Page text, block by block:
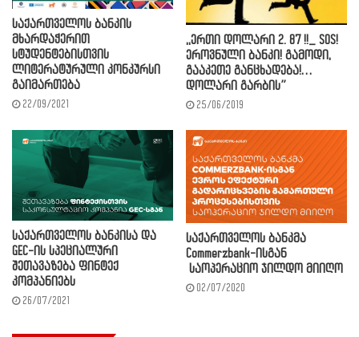
საქართველოს ბანკის
მხარდაჭერით
სტუდენტებისთვის
ლიტერატურული კონკურსი
გაიმართება
22/09/2021
,,ერთი დოლარი 2. 87 !!_ SOS!
ეროვნული ბანკი! გამოდი,
გააკეთე განცხადება!…
დოლარი გარბის”
25/06/2019
საქართველოს ბანკისა და
GEC-ის სპეციალური
შეთავაზება ფინტექ
კომპანიებს
26/07/2021
საქართველოს ბანკმა
Commerzbank-ისგან
საოპერაციო ჯილდო მიიღო
02/07/2020